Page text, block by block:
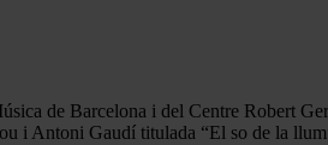
de Barcelona i del Centre Robert
i Antoni Gaudí titulada “El so de la